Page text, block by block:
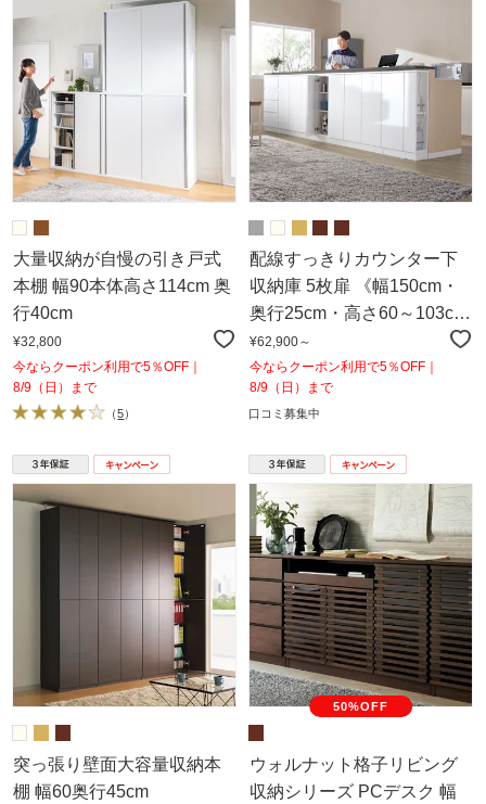
大量収納が自慢の引き戸式
本棚 幅90本体高さ114cm 奥
行40cm
¥32,800
今ならクーポン利用で5％OFF｜
8/9（日）まで
（5）
配線すっきりカウンター下
収納庫 5枚扉 《幅150cm・
奥行25cm・高さ60～103cm
／高さ1cm単位オーダー》
¥62,900～
今ならクーポン利用で5％OFF｜
8/9（日）まで
口コミ募集中
突っ張り壁面大容量収納本
棚 幅60奥行45cm
50%OFF
ウォルナット格子リビング
収納シリーズ PCデスク 幅